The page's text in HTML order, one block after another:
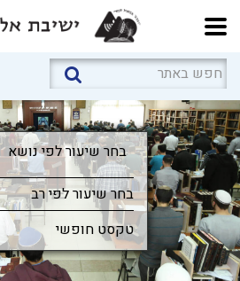
בחר שיעור לפי נושא
בחר שיעור לפי נושא
בחר שיעור לפי רב